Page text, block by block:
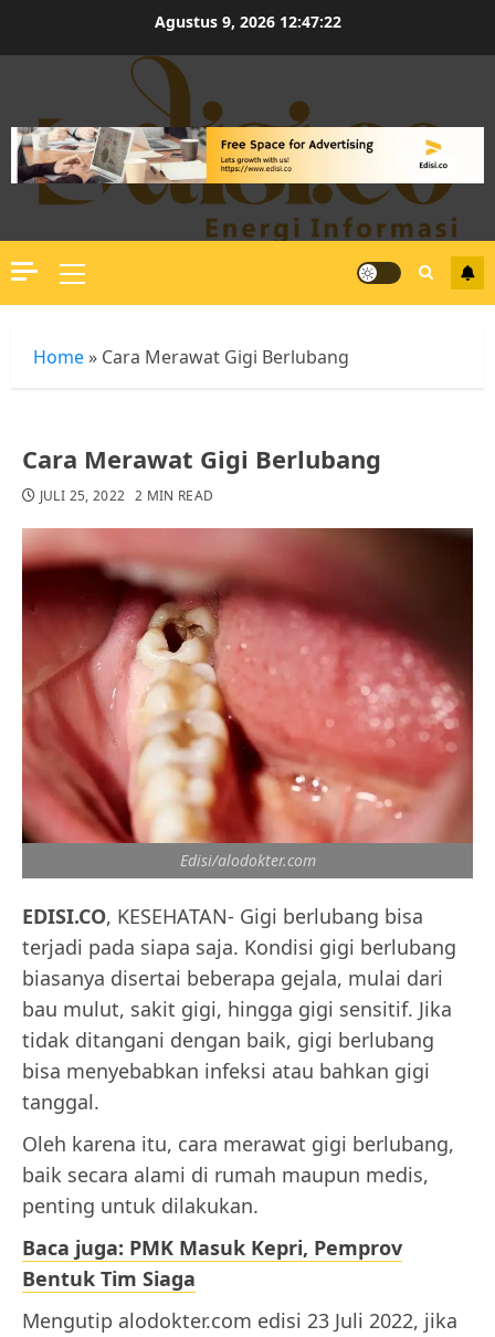
Agustus 9, 2026 12:47:23
Primary
Menu
Home » Cara Merawat Gigi Berlubang
Cara Merawat Gigi Berlubang
JULI 25, 2022 2 MIN READ
Edisi/alodokter.com
EDISI.CO, KESEHATAN- Gigi berlubang bisa
terjadi pada siapa saja. Kondisi gigi berlubang
biasanya disertai beberapa gejala, mulai dari
bau mulut, sakit gigi, hingga gigi sensitif. Jika
tidak ditangani dengan baik, gigi berlubang
bisa menyebabkan infeksi atau bahkan gigi
tanggal.
Oleh karena itu, cara merawat gigi berlubang,
baik secara alami di rumah maupun medis,
penting untuk dilakukan.
Baca juga: PMK Masuk Kepri, Pemprov
Bentuk Tim Siaga
Mengutip alodokter.com edisi 23 Juli 2022, jika